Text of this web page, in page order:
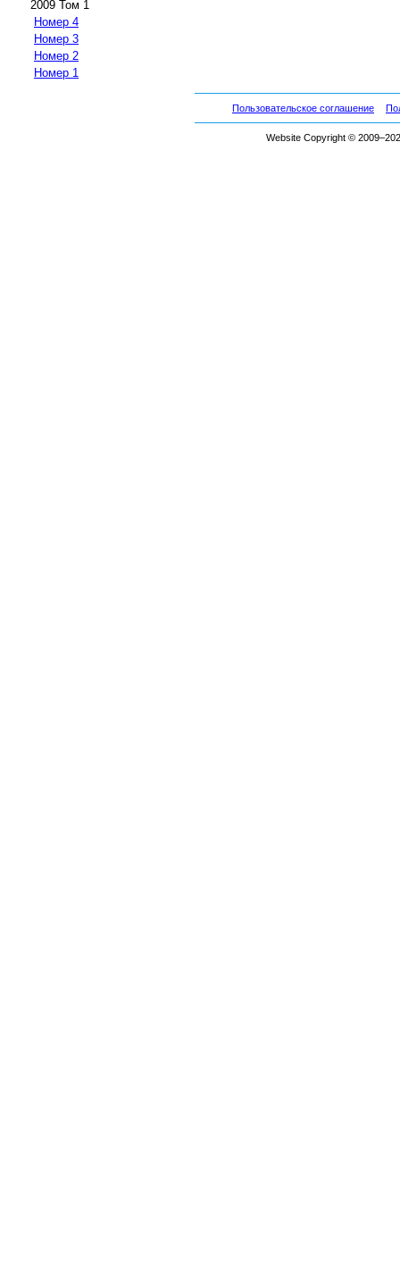
2009 Том 1
Номер 4
Номер 3
Номер 2
Номер 1
Пользовательское соглашение
Website Copyright ©